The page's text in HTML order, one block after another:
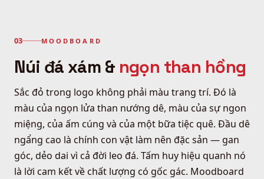
MOODBOARD
Núi đá xám & ngọn than hồng
Sắc đỏ trong logo không phải màu trang trí. Đó là
màu của ngọn lửa than nướng dê, màu của sự ngon
miệng, của ấm cúng và của một bữa tiệc quê. Đầu dê
ngẩng cao là chính con vật làm nên đặc sản — gan
góc, dẻo dai vì cả đời leo đá. Tấm huy hiệu quanh nó
là lời cam kết về chất lượng có gốc gác. Moodboard